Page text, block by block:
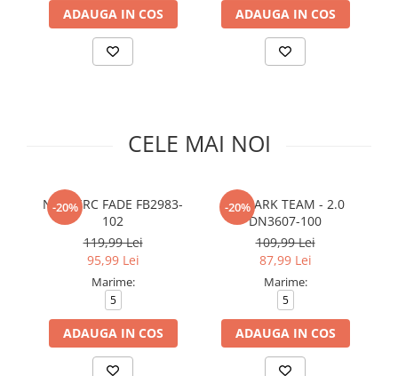
Slapi barbati
Mocasini
Pantofi sport femei
Sandale & Slapi copii
ADAUGA IN COS ADAUGA IN COS
CELE MAI NOI
-20%
NK MERC FADE FB2983-
102
119,99 Lei
95,99 Lei
Marime:
5
ADAUGA IN COS
-20%
NK PARK TEAM - 2.0
DN3607-100
109,99 Lei
87,99 Lei
Marime:
5
ADAUGA IN COS